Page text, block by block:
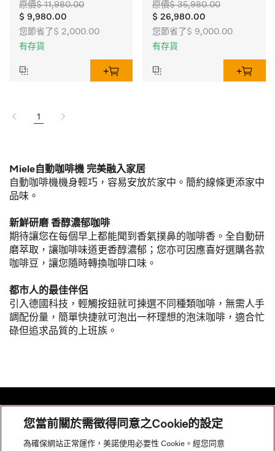
原價$ 11,980.00
$ 9,980.00
您節省了$ 2,000.00
有存貨
原價$ 35,980.00
$ 26,980.00
您節省了$ 9,000.00
有存貨
1
Miele自動咖啡機 完美融入家居
自動咖啡機機身輕巧，容易安放於家中。簡約線條更添家中
品味。
新鮮研磨 香醇濃郁咖啡
期待讓您在每個早上都能聞到香氣撲鼻的咖啡香。全自動研
磨萃取，讓咖啡味道更香醇濃郁；您亦可因應喜好選購各款
咖啡豆，讓您隨時轉換咖啡口味。
都市人的最佳伴侶
引入德國科技，輕觸按鈕就可揀選不同種類咖啡，無需人手
調配份量，簡單快捷就可泡出一杯理想的泡沫咖啡，適合忙
碌但追求品質的上班族。
網站導航
您當前關於需徵得同意之Cookie的設定
為確保網站正常運作，美諾使用必要性 Cookie。經您同意